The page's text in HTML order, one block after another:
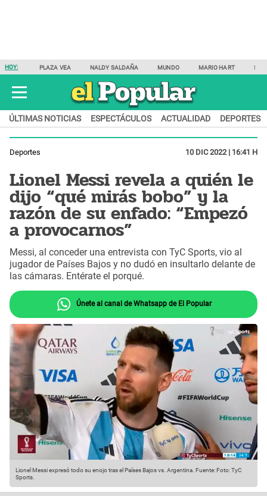
HOY: PLAZA VEA NALDY SALDAÑA MUNDO MARIO HART
ÚLTIMAS NOTICIAS ESPECTÁCULOS ACTUALIDAD DEPORTES
Deportes 10 DIC 2022 | 16:41 H
Lionel Messi revela a quién le
dijo “qué mirás bobo” y la
razón de su enfado: “Empezó
a provocarnos”
Messi, al conceder una entrevista con TyC Sports, vio al
jugador de Países Bajos y no dudó en insultarlo delante de
las cámaras. Entérate el porqué.
Únete al canal de Whatsapp de El Popular
Lionel Messi expresó todo su enojo tras el Países Bajos vs. Argentina. Fuente: Foto: TyC
Sports.